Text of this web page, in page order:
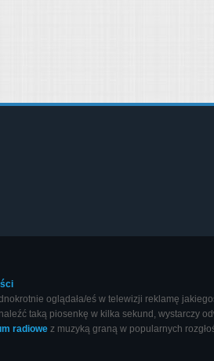
oglądała/eś w telewizji reklamę
taką piosenkę w kilka sekund, wystarczy
radiowe z muzyką graną w popularnych